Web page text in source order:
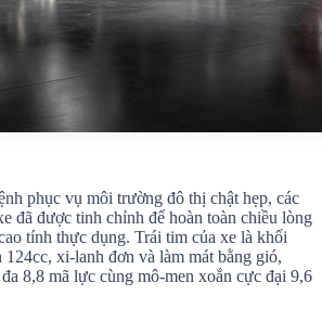
phục vụ môi trường đô thị chật hẹp, các
đã được tinh chỉnh để hoàn toàn chiều lòng
tính thực dụng. Trái tim của xe là khối
124cc, xi-lanh đơn và làm mát bằng gió,
8,8 mã lực cùng mô-men xoắn cực đại 9,6